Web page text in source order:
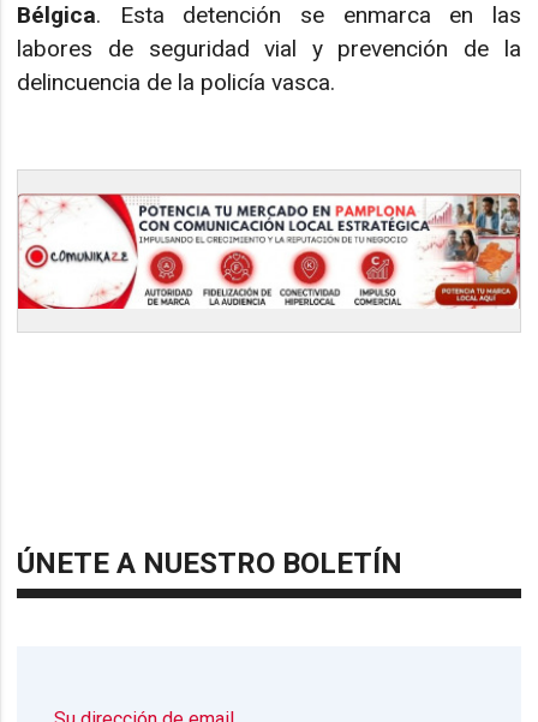
Bélgica. Esta detención se enmarca en las
labores de seguridad vial y prevención de la
delincuencia de la policía vasca.
ÚNETE A NUESTRO BOLETÍN